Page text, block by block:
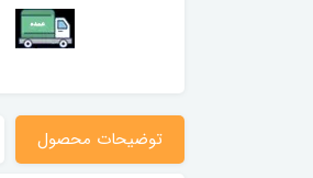
توضیحات محصول